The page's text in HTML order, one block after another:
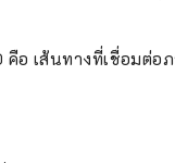
อ เส้นทางที่เชื่อมต่อ